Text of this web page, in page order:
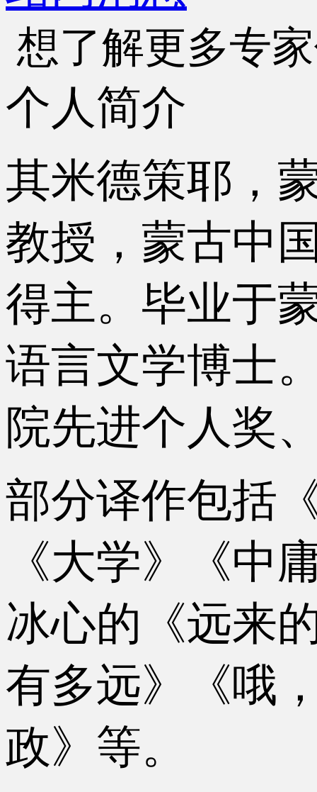
想了解更多专
个人简介
其米德策耶，
教授，蒙古中
得主。毕业于
语言文学博士
院先进个人奖
部分译作包括
《大学》《中
冰心的《远来
有多远》《哦
政》等。